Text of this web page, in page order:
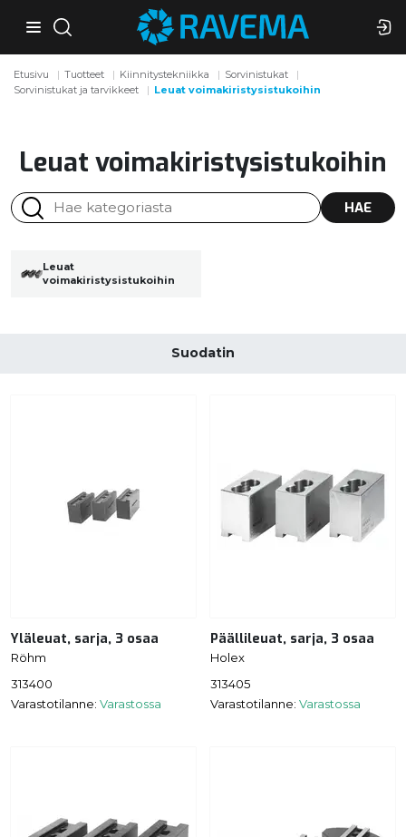
Etusivu Tuotteet Kiinnitystekniikka
Sorvinistukat
Sorvinistukat ja tarvikkeet
Leuat voimakiristysistukoihin
Leuat voimakiristysistukoihin
HAE
Leuat
voimakiristysistukoihin
Suodatin
Yläleuat, sarja, 3 osaa
Röhm
313400
Varastotilanne: Varastossa
Päällileuat, sarja, 3 osaa
Holex
313405
Varastotilanne: Varastossa